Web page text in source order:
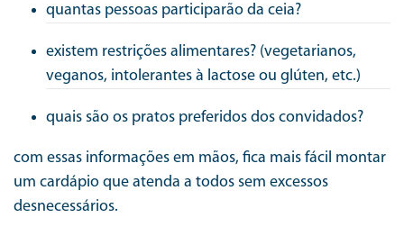
quantas pessoas participarão da ceia?
existem restrições alimentares? (vegetarianos,
veganos, intolerantes à lactose ou glúten, etc.)
quais são os pratos preferidos dos convidados?
com essas informações em mãos, fica mais fácil montar
um cardápio que atenda a todos sem excessos
desnecessários.